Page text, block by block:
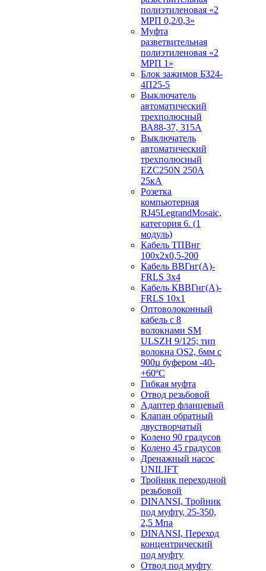
полиэтиленовая «2
МРП 0,2/0,3»
Муфта
разветвительная
полиэтиленовая «2
МРП 1»
Блок зажимов БЗ24-
4П25-5
Выключатель
автоматический
трехполюсный
ВА88-37, 315А
Выключатель
автоматический
трехполюсный
EZC250N 250А
25кА
Розетка
компьютерная
RJ45LegrandMosaic,
категория 6. (1
модуль)
Кабель ТПВнг
100х2х0,5-200
Кабель ВВГнг(А)-
FRLS 3х4
Кабель КВВГнг(А)-
FRLS 10х1
Оптоволоконный
кабель с 8
волокнами SM
ULSZH 9/125; тип
волокна OS2, 6мм с
900µ буфером -40-
+60ºC
Гибкая муфта
Отвод резьбовой
Адаптер фланцевый
Клапан обратный
двустворчатый
Колено 90 градусов
Колено 45 градусов
Дренажный насос
UNILIFT
Тройник переходной
резьбовой
DINANSI, Тройник
под муфту, 25-350,
2,5 Мпа
DINANSI, Переход
концентрический
под муфту
Отвод под муфту